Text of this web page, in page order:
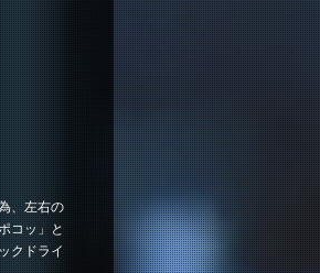
、左右の
コッ」と
クドライ